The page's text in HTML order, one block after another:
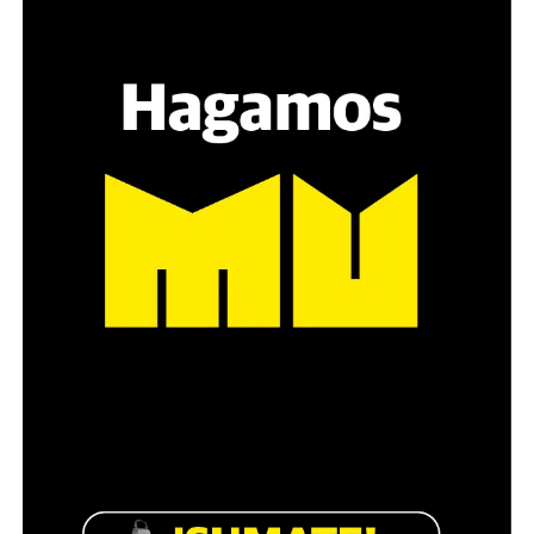
mamá de Lucía Pérez
es a través del interrogante, que puedan encarnar la
pregunta», comparte Gonzalo, de 41 años.